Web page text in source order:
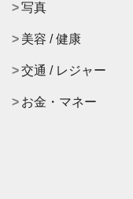
写真
美容 / 健康
交通 / レジャー
お金・マネー